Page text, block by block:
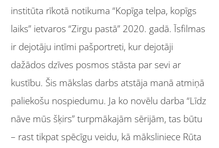
institūta rīkotā notikuma “Kopīga telpa, kopīgs
laiks” ietvaros “Zirgu pastā” 2020. gadā. Īsfilmas
ir dejotāju intīmi pašportreti, kur dejotāji
dažādos dzīves posmos stāsta par sevi ar
kustību. Šis mākslas darbs atstāja manā atmiņā
paliekošu nospiedumu. Ja ko novēlu darba “Līdz
nāve mūs šķirs” turpmākajām sērijām, tas būtu
– rast tikpat spēcīgu veidu, kā māksliniece Rūta